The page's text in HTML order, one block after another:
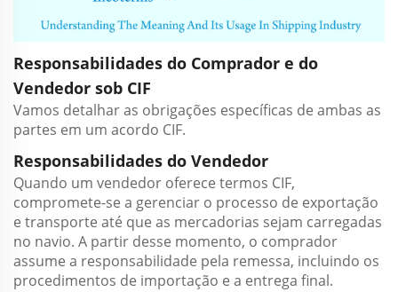
Responsabilidades do Comprador e do
Vendedor sob CIF
Vamos detalhar as obrigações específicas de ambas as
partes em um acordo CIF.
Responsabilidades do Vendedor
Quando um vendedor oferece termos CIF,
compromete-se a gerenciar o processo de exportação
e transporte até que as mercadorias sejam carregadas
no navio. A partir desse momento, o comprador
assume a responsabilidade pela remessa, incluindo os
procedimentos de importação e a entrega final.